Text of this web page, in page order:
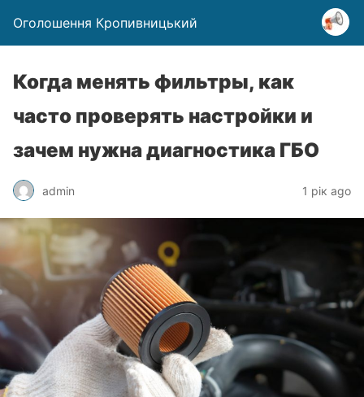
Оголошення Кропивницький
Когда менять фильтры, как
часто проверять настройки и
зачем нужна диагностика ГБО
admin 1 рік ago